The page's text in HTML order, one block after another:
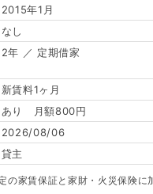
2015年1月
なし
2年 ／ 定期借家
新賃料1ヶ月
あり 月額800円
2026/08/06
貸主
の家賃保証と家財・火災保険に